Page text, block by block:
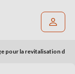
pour la revitalisation du